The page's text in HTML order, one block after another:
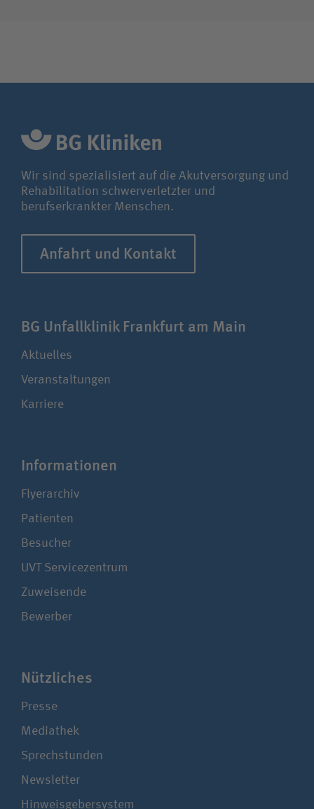
Wir sind spezialisiert auf die Akutversorgung und
Rehabilitation schwerverletzter und
berufserkrankter Menschen.
Anfahrt und Kontakt
BG Unfallklinik Frankfurt am Main
Aktuelles
Veranstaltungen
Karriere
Infor­ma­tionen
Flyerarchiv
Patienten
Besucher
UVT Service­zentrum
Zuweisende
Bewerber
Nützliches
Presse
Mediathek
Sprechstunden
Newsletter
Hinweisgebersystem